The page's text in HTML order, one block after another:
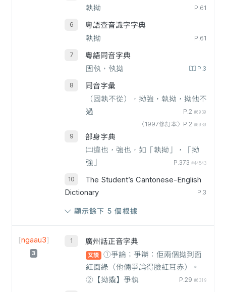
執拗
P.61
粵語查音識字字典
執拗
P.61
粵語同音字典
固執，執拗
P.3
同音字彙
（固執不從），拗強，執拗，拗他不
過
P.2 #0030
〈1997修訂本〉P.2 #0030
部身字典
㈡違也，強也，如「執拗」，「拗
強」
P.373 #44543
The Student’s Cantonese-English
Dictionary
P.3
顯示餘下 5 個根據
[ngaau3]
3
廣州話正音字典
又讀
①爭論；爭辯：佢兩個拗到面
紅面綠（他倆爭論得臉紅耳赤）。
②【拗撬】爭執
P.29 #0319